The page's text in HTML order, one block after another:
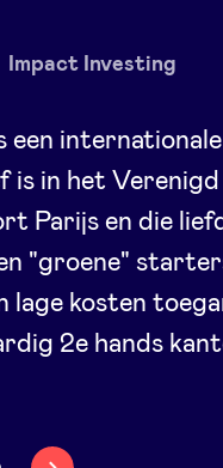
Impact Investing
een
is in het
Parijs en die
"groene"
lage kosten
2e hands